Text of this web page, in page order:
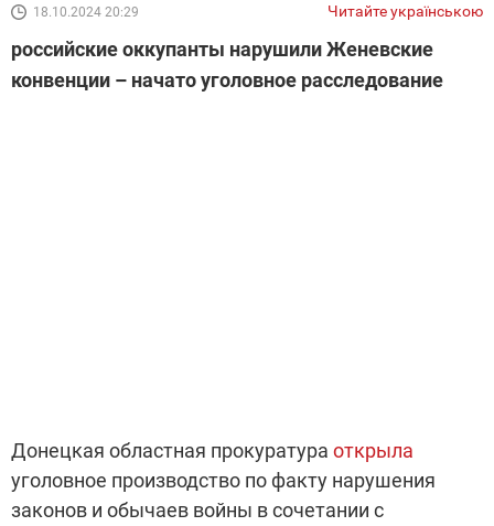
18.10.2024 20:29 Читайте українською
российские оккупанты нарушили Женевские
конвенции – начато уголовное расследование
Донецкая областная прокуратура открыла
уголовное производство по факту нарушения
законов и обычаев войны в сочетании с